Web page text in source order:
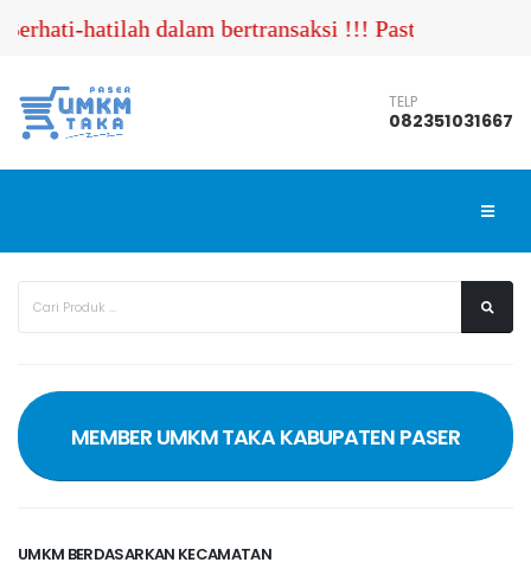
hatilah dalam bertransaksi !!! Pastikan Anda
TELP
082351031667
MEMBER UMKM TAKA KABUPATEN PASER
UMKM BERDASARKAN KECAMATAN